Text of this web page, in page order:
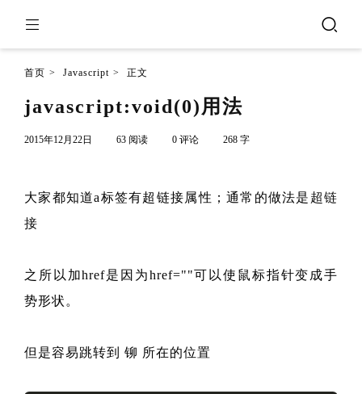
首页 > Javascript > 正文
javascript:void(0)用法
2015年12月22日 63 阅读 0 评论 268 字
大家都知道a标签有超链接属性；通常的做法是 超链
接
之所以加href是因为href=""可以使鼠标指针变成手
势形状。
但是容易跳转到 铆 所在的位置